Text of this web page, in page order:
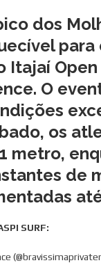
dos
Itajaí
O
os
1 metro,
de
SURF: